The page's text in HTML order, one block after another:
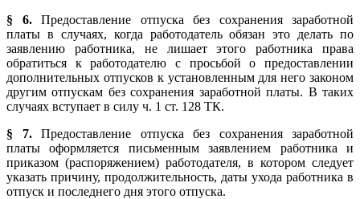
§ 6. Предоставление отпуска без сохранения заработной
платы в случаях, когда работодатель обязан это делать по
заявлению работника, не лишает этого работника права
обратиться к работодателю с просьбой о предоставлении
дополнительных отпусков к установленным для него законом
другим отпускам без сохранения заработной платы. В таких
случаях вступает в силу ч. 1 ст. 128 ТК.
§ 7. Предоставление отпуска без сохранения заработной
платы оформляется письменным заявлением работника и
приказом (распоряжением) работодателя, в котором следует
указать причину, продолжительность, даты ухода работника в
отпуск и последнего дня этого отпуска.